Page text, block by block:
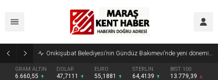
Onikişubat Belediyesi’nin Gündüz Bakımevi’nde yeni dönemin ön kayıtları başladı
GRAM ALTIN
6.660,55
DOLAR
47,7111
EURO
55,1881
STERLİN
64,4139
BIST 100
13.779,39